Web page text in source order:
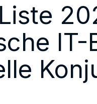
Listen
Consulting
Siegel